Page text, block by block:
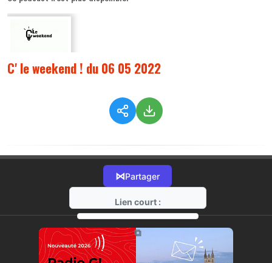
C' le weekend ! du 06 05 2022
⋈Partager
Lien court :
https://radio-g.fr?8256
⧉